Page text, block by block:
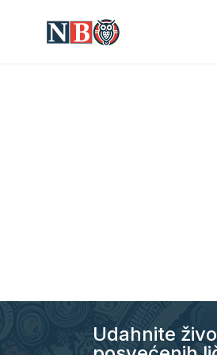
Udahnite